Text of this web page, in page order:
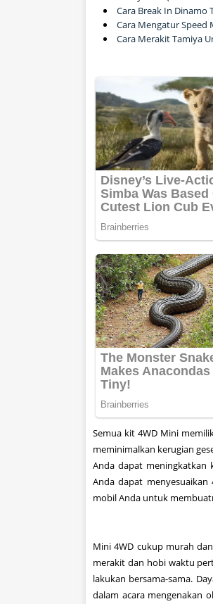
Cara Break In Dinamo
Cara Mengatur Speed
Cara Merakit Tamiya
Semua kit 4WD Mini
meminimalkan kerugian
Anda dapat meningkatkan
Anda dapat menyesuaikan
mobil Anda untuk
Mini 4WD cukup murah dan
merakit dan hobi waktu
lakukan bersama-sama.
dalam acara mengenakan